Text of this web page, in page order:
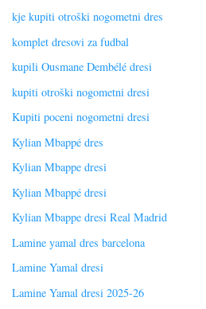
kje kupiti otroški nogometni dres
komplet dresovi za fudbal
kupili Ousmane Dembélé dresi
kupiti otroški nogometni dresi
Kupiti poceni nogometni dresi
Kylian Mbappé dres
Kylian Mbappe dresi
Kylian Mbappé dresi
Kylian Mbappe dresi Real Madrid
Lamine yamal dres barcelona
Lamine Yamal dresi
Lamine Yamal dresi 2025-26